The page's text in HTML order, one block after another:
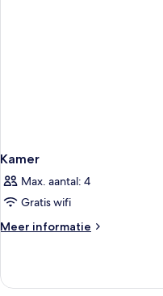
Kamer
Max. aantal: 4
Gratis wifi
Meer informatie
Meer